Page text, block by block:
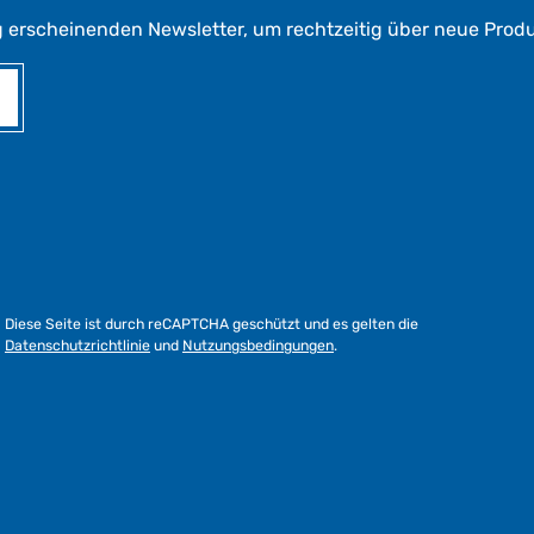
Newsletter, um rechtzeitig über neue
Diese Seite ist durch reCAPTCHA geschützt und es gelten die
Datenschutzrichtlinie und Nutzungsbedingungen.